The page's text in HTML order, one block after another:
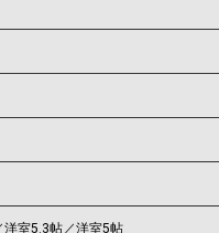
洋室5.3帖／洋室5帖